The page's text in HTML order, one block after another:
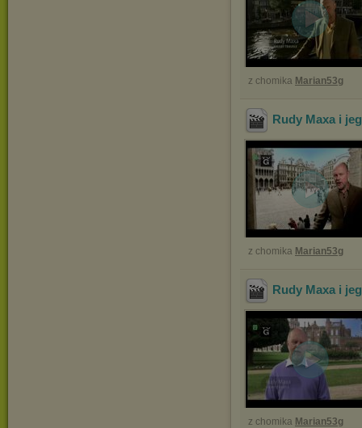
z chomika Marian53g
Rudy Maxa i
z chomika Marian53g
Rudy Maxa i
z chomika Marian53g